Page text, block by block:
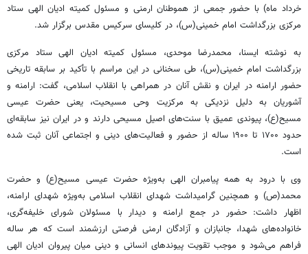
خرداد ماه) با حضور جمعی از هموطنان ارمنی و مسئول کمیته ادیان الهی ستاد
مرکزی بزرگداشت امام خمینی(س)، در کلیسای سرکیس مقدس برگزار شد.
به نوشته ایسنا، محمدرضا موحدی، مسئول کمیته ادیان الهی ستاد مرکزی
بزرگداشت امام خمینی(س)، طی سخنانی در این مراسم با تأکید بر سابقه تاریخی
حضور ارامنه در ایران و نقش آنان در همراهی با انقلاب اسلامی، گفت: ارامنه و
آشوریان به دلیل نزدیکی به مرکزیت وحی مسیحیت، یعنی حضرت عیسی
مسیح(ع)، پیوندی عمیق با سنت‌های اصیل مسیحی دارند و در ایران نیز سابقه‌ای
حدود ۱۷۰۰ تا ۱۹۰۰ ساله از حضور و فعالیت‌های دینی و اجتماعی آنان ثبت شده
است.
وی با درود به همه پیامبران الهی به‌ویژه حضرت عیسی مسیح(ع) و حضرت
محمد(ص) و همچنین گرامیداشت شهدای انقلاب اسلامی به‌ویژه شهدای ارامنه،
اظهار داشت: حضور در جمع ارامنه و دیدار با مسئولان شورای خلیفه‌گری،
خانواده‌های شهدا، جانبازان و آزادگان ارمنی فرصتی ارزشمند است که هر ساله
فراهم می‌شود و موجب تقویت پیوندهای انسانی و دینی میان پیروان ادیان الهی